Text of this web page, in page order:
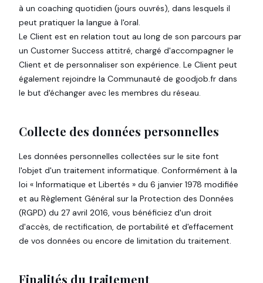
à un coaching quotidien (jours ouvrés), dans lesquels il
peut pratiquer la langue à l'oral.
Le Client est en relation tout au long de son parcours par
un Customer Success attitré, chargé d'accompagner le
Client et de personnaliser son expérience. Le Client peut
également rejoindre la Communauté de goodjob.fr dans
le but d'échanger avec les membres du réseau.
Collecte des données personnelles
Les données personnelles collectées sur le site font
l'objet d'un traitement informatique. Conformément à la
loi « Informatique et Libertés » du 6 janvier 1978 modifiée
et au Règlement Général sur la Protection des Données
(RGPD) du 27 avril 2016, vous bénéficiez d'un droit
d'accès, de rectification, de portabilité et d'effacement
de vos données ou encore de limitation du traitement.
Finalités du traitement